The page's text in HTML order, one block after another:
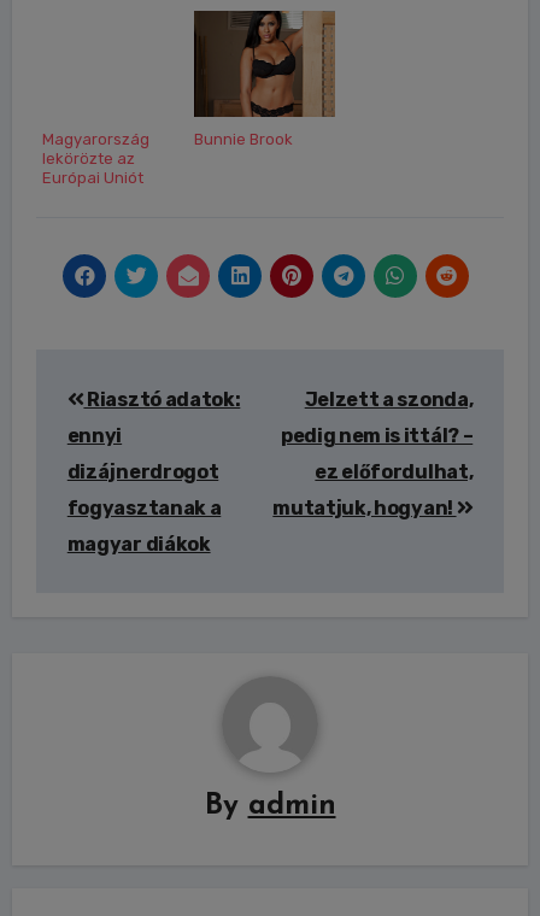
Magyarország
lekörözte az
Európai Uniót
Bunnie Brook
navigáció
Riasztó adatok:
ennyi
dizájnerdrogot
fogyasztanak a
magyar diákok
Jelzett a szonda,
pedig nem is ittál? –
ez előfordulhat,
mutatjuk, hogyan!
By admin